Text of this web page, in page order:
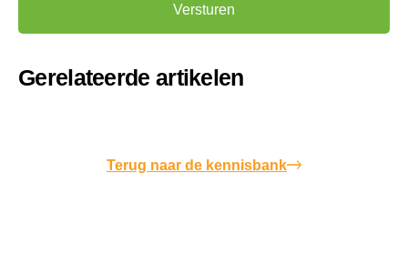
Gerelateerde artikelen
Terug naar de kennisbank